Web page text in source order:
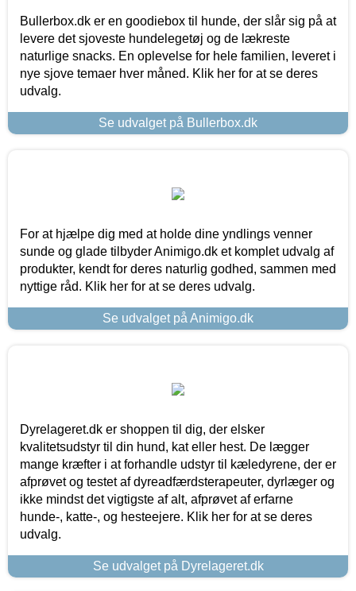
Bullerbox.dk er en goodiebox til hunde, der slår sig på at
levere det sjoveste hundelegetøj og de lækreste
naturlige snacks. En oplevelse for hele familien, leveret i
nye sjove temaer hver måned. Klik her for at se deres
udvalg.
Se udvalget på Bullerbox.dk
For at hjælpe dig med at holde dine yndlings venner
sunde og glade tilbyder Animigo.dk et komplet udvalg af
produkter, kendt for deres naturlig godhed, sammen med
nyttige råd. Klik her for at se deres udvalg.
Se udvalget på Animigo.dk
Dyrelageret.dk er shoppen til dig, der elsker
kvalitetsudstyr til din hund, kat eller hest. De lægger
mange kræfter i at forhandle udstyr til kæledyrene, der er
afprøvet og testet af dyreadfærdsterapeuter, dyrlæger og
ikke mindst det vigtigste af alt, afprøvet af erfarne
hunde-, katte-, og hesteejere. Klik her for at se deres
udvalg.
Se udvalget på Dyrelageret.dk